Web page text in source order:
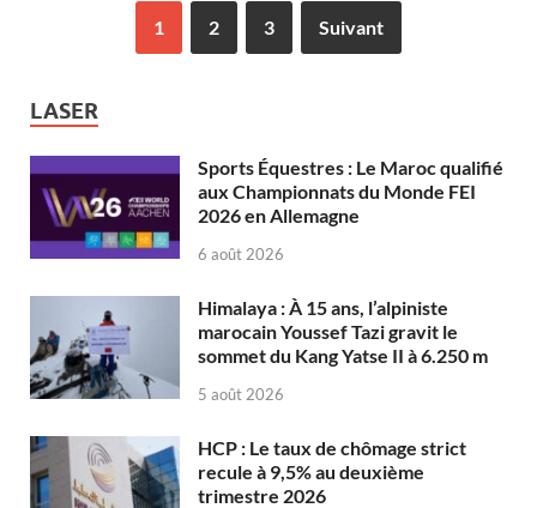
1 2 3 Suivant
LASER
Sports Équestres : Le Maroc qualifié
aux Championnats du Monde FEI
2026 en Allemagne
6 août 2026
Himalaya : À 15 ans, l’alpiniste
marocain Youssef Tazi gravit le
sommet du Kang Yatse II à 6.250 m
5 août 2026
HCP : Le taux de chômage strict
recule à 9,5% au deuxième
trimestre 2026